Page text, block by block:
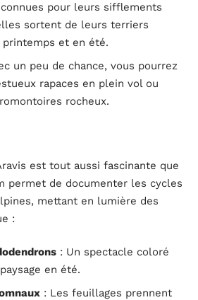
pour leurs sifflements
sortent de leurs terriers
et en été.
un peu de chance, vous pourrez
rapaces en plein vol ou
rocheux.
est tout aussi fascinante que
permet de documenter les cycles
mettant en lumière des
:
: Un spectacle coloré
en été.
: Les feuillages prennent